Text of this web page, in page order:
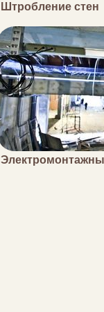
Штробление стен